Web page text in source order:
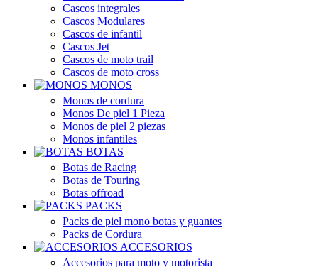
Cascos integrales
Cascos Modulares
Cascos de infantil
Cascos Jet
Cascos de moto trail
Cascos de moto cross
MONOS
Monos de cordura
Monos De piel 1 Pieza
Monos de piel 2 piezas
Monos infantiles
BOTAS
Botas de Racing
Botas de Touring
Botas offroad
PACKS
Packs de piel mono botas y guantes
Packs de Cordura
ACCESORIOS
Accesorios para moto y motorista